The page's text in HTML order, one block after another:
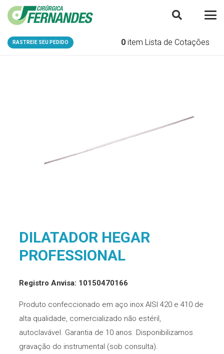
RASTREIE SEU PEDIDO 0 item Lista de Cotações
DILATADOR HEGAR
PROFESSIONAL
Registro Anvisa: 10150470166
Produto confeccionado em aço inox AISI 420 e 410 de
alta qualidade, comercializado não estéril,
autoclavável. Garantia de 10 anos. Disponibilizamos
gravação do instrumental (sob consulta).